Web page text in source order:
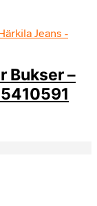
Bukser –